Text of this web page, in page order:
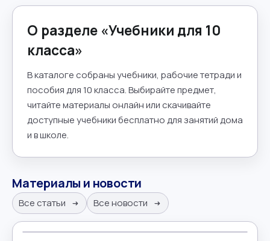
О разделе «Учебники для 10
класса»
В каталоге собраны учебники, рабочие тетради и
пособия для 10 класса. Выбирайте предмет,
читайте материалы онлайн или скачивайте
доступные учебники бесплатно для занятий дома
и в школе.
Материалы и новости
Все статьи Все новости